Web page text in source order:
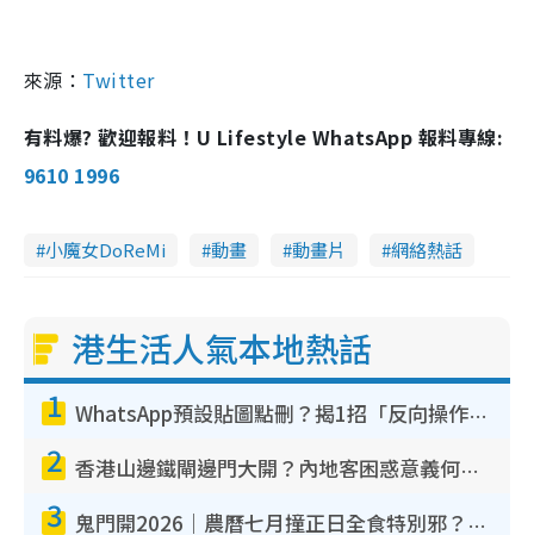
來源： Twitter
有料爆? 歡迎報料！U Lifestyle WhatsApp 報料專線:
9610 1996
小魔女DoReMi 動畫 動畫片 網絡熱話
港生活人氣本地熱話
1 WhatsApp預設貼圖點刪？揭1招「反向操作」還原簡潔介面 附3步實測教學
2 香港山邊鐵閘邊門大開？內地客困惑意義何在！網民神回覆：呢種叫法理性防禦
3 鬼門開2026｜農曆七月撞正日全食特別邪？專家警告切忌做一事！揭4大禁忌+2招保平安